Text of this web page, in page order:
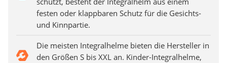
festen oder klappbaren Schutz für die Gesichts-
und Kinnpartie.
Die meisten Integralhelme bieten die Hersteller in
den Größen S bis XXL an. Kinder-Integralhelme,